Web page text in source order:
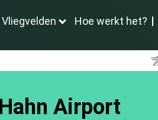
Vliegvelden Hoe werkt het?
Airport